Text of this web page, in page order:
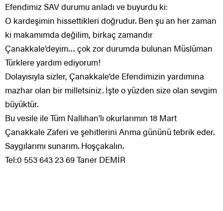
Efendimiz SAV durumu anladı ve buyurdu ki:
O kardeşimin hissettikleri doğrudur. Ben şu an her zaman
ki makamımda değilim, birkaç zamandır
Çanakkale’deyim… çok zor durumda bulunan Müslüman
Türklere yardım ediyorum!
Dolayısıyla sizler, Çanakkale’de Efendimizin yardımına
mazhar olan bir milletsiniz. İşte o yüzden size olan sevgim
büyüktür.
Bu vesile ile Tüm Nallıhan’lı okurlarımın 18 Mart
Çanakkale Zaferi ve şehitlerini Anma gününü tebrik eder.
Saygılarımı sunarım. Hoşçakalın.
Tel:0 553 643 23 69 Taner DEMİR